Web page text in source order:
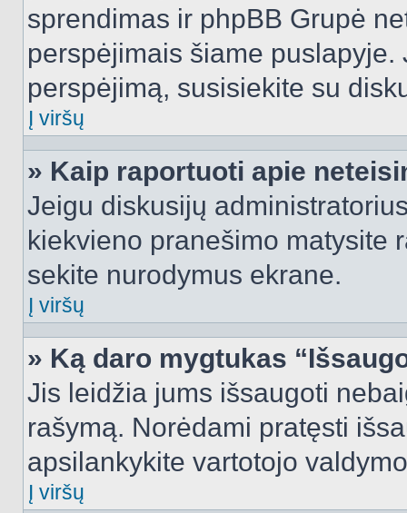
sprendimas ir phpBB Grupė
perspėjimais šiame
perspėjimą, susisiekite su
Į viršų
» Kaip raportuoti apie
Jeigu diskusijų
kiekvieno pranešimo matysite
sekite nurodymus ekrane.
Į viršų
» Ką daro mygtukas
Jis leidžia jums išsaugoti
rašymą. Norėdami pratęsti
apsilankykite vartotojo
Į viršų